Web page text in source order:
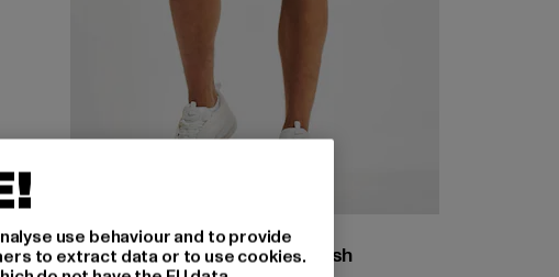
KARL KANI
Small Signature Pinstripe Mesh
use behaviour and to provide
to extract data or to use cookies.